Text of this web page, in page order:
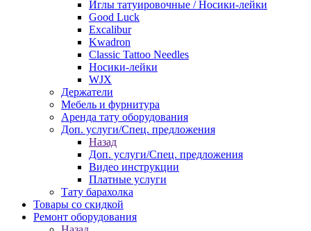
Иглы татуировочные / Носики-лейки
Good Luck
Excalibur
Kwadron
Classic Tattoo Needles
Носики-лейки
WJX
Держатели
Мебель и фурнитура
Аренда тату оборудования
Доп. услуги/Спец. предложения
Назад
Доп. услуги/Спец. предложения
Видео инструкции
Платные услуги
Тату барахолка
Товары со скидкой
Ремонт оборудования